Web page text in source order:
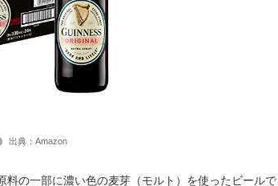
出典：Amazon
料の一部に濃い色の麦芽（モルト）を使ったビール